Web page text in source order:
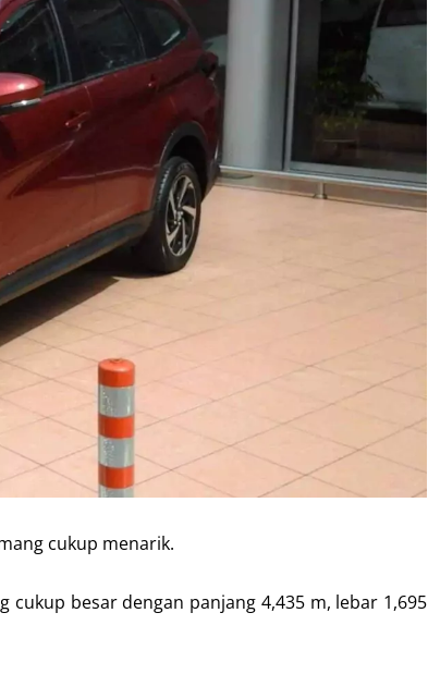
cukup menarik.
besar dengan panjang 4,435 m, lebar 1,695